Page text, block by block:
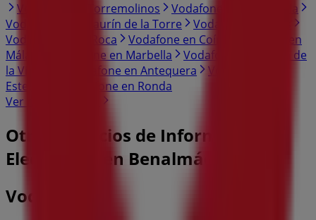
Vodafone en Torremolinos
Vodafone en Fuengirola
Vodafone en Alhaurín de la Torre
Vodafone en Mijas
Vodafone en La Roca
Vodafone en Coín
Vodafone en
Málaga
Vodafone en Marbella
Vodafone en Rincón de
la Victoria
Vodafone en Antequera
Vodafone en
Estepona
Vodafone en Ronda
Ver más ciudades
Otros negocios de Informática y
Electrónica en Benalmádena
Vodafone